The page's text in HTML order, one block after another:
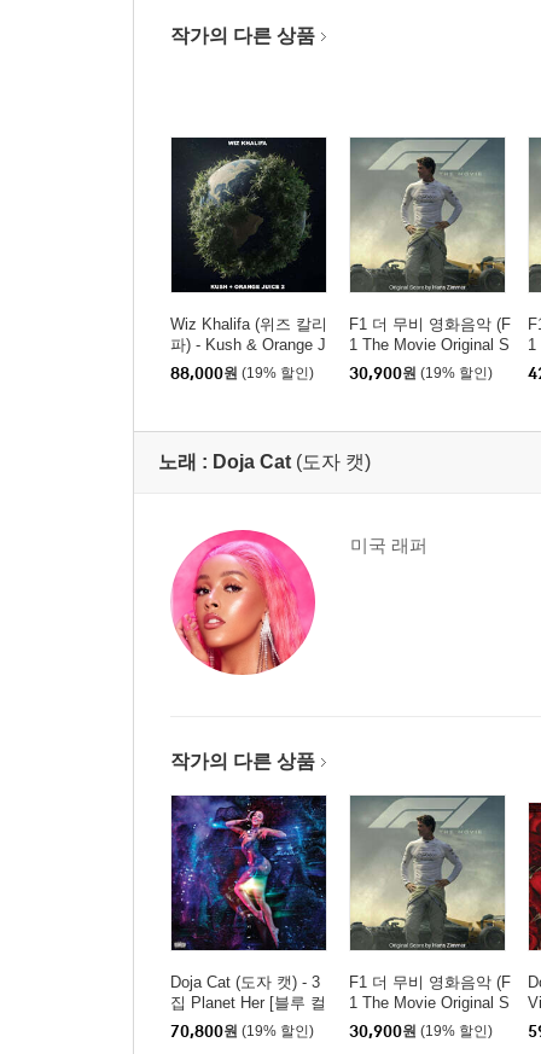
작가의 다른 상품
Wiz Khalifa (위즈 칼리
파) - Kush & Orange J
uice 2 [블랙 앤 골드 컬
러 2LP]
88,000원 (19% 할인)
F1 더 무비 영화음악 (F
1 The Movie Original S
core Album Music by H
ans Zimmer)
30,900원 (19% 할인)
1
노래 : Doja Cat (도자 캣)
미국 래퍼
작가의 다른 상품
Doja Cat (도자 캣) - 3
집 Planet Her [블루 컬
러 2LP]
70,800원 (19% 할인)
F1 더 무비 영화음악 (F
1 The Movie Original S
core Album Music by H
ans Zimmer)
30,900원 (19% 할인)